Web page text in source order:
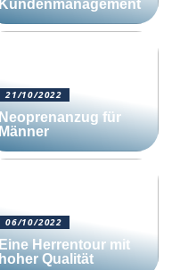
Kundenmanagement
21/10/2022
Neoprenanzug für
Männer
06/10/2022
Eine Herrentour mit
hoher Qualität